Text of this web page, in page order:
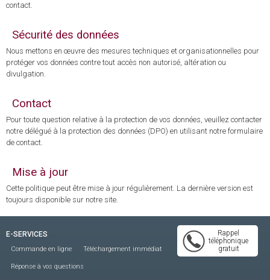
contact.
Sécurité des données
Nous mettons en œuvre des mesures techniques et organisationnelles pour
protéger vos données contre tout accès non autorisé, altération ou
divulgation.
Contact
Pour toute question relative à la protection de vos données, veuillez contacter
notre délégué à la protection des données (DPO) en utilisant notre formulaire
de contact.
Mise à jour
Cette politique peut être mise à jour régulièrement. La dernière version est
toujours disponible sur notre site.
Rappel
téléphonique
gratuit
E-SERVICES
Commande en ligne Téléchargement immédiat
Réponse à vos questions